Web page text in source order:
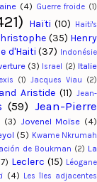
(4) Guerre froide (1)
Haïti (10)
Haiti's
(35) Henry
d'Haiti (37) Indonésie
(3) Israel (2) Italie
(1) Jacques Viau (2)
Aristide (11) Jean-
(59) Jean-Pierre
(3) Jovenel Moïse (4)
(5) Kwame Nkrumah
de Boukman (2) La
Leclerc (15) Léogane
(4) Les îles adjacentes